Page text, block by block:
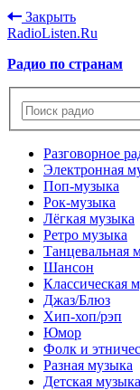
Закрыть
RadioListen.Ru
Радио по странам
Разговорное
Электронная
Поп-музыка
Рок-музыка
Лёгкая музыка
Ретро музыка
Танцевальная
Шансон
Классическая
Джаз/Блюз
Хип-хоп/рэп
Юмор
Фолк и
Разная музыка
Детская музыка